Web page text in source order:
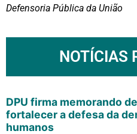
Defensoria Pública da União
NOTÍCIAS
DPU firma memorando
fortalecer a defesa da
humanos